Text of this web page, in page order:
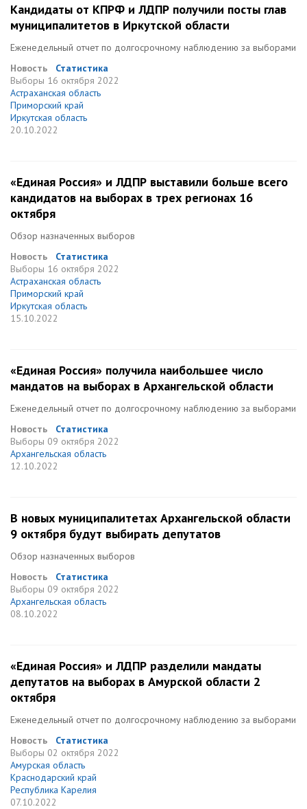
Кандидаты от КПРФ и ЛДПР получили посты глав
муниципалитетов в Иркутской области
Еженедельный отчет по долгосрочному наблюдению за выборами
Новость
Статистика
Выборы 16 октября 2022
Астраханская область
Приморский край
Иркутская область
20.10.2022
«Единая Россия» и ЛДПР выставили больше всего
кандидатов на выборах в трех регионах 16
октября
Обзор назначенных выборов
Новость
Статистика
Выборы 16 октября 2022
Астраханская область
Приморский край
Иркутская область
15.10.2022
«Единая Россия» получила наибольшее число
мандатов на выборах в Архангельской области
Еженедельный отчет по долгосрочному наблюдению за выборами
Новость
Статистика
Выборы 09 октября 2022
Архангельская область
12.10.2022
В новых муниципалитетах Архангельской области
9 октября будут выбирать депутатов
Обзор назначенных выборов
Новость
Статистика
Выборы 09 октября 2022
Архангельская область
08.10.2022
«Единая Россия» и ЛДПР разделили мандаты
депутатов на выборах в Амурской области 2
октября
Еженедельный отчет по долгосрочному наблюдению за выборами
Новость
Статистика
Выборы 02 октября 2022
Амурская область
Краснодарский край
Республика Карелия
07.10.2022